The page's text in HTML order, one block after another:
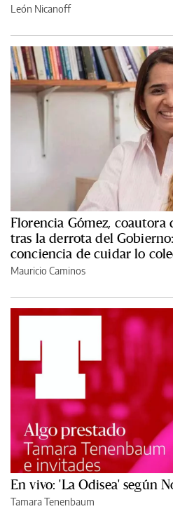
León Nicanoff
Florencia Gómez, coautora
tras la derrota del
conciencia de cuidar lo
Mauricio Caminos
En vivo: 'La Odisea' según
Tamara Tenenbaum